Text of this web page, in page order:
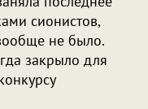
сионистов,
не было.
закрыло для